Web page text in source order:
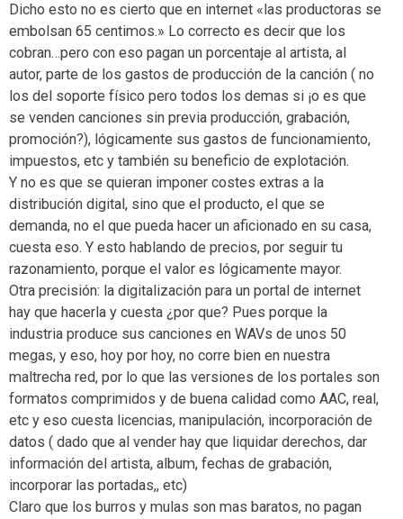
Dicho esto no es cierto que en internet «las productoras se
embolsan 65 centimos.» Lo correcto es decir que los
cobran…pero con eso pagan un porcentaje al artista, al
autor, parte de los gastos de producción de la canción ( no
los del soporte físico pero todos los demas si ¡o es que
se venden canciones sin previa producción, grabación,
promoción?), lógicamente sus gastos de funcionamiento,
impuestos, etc y también su beneficio de explotación.
Y no es que se quieran imponer costes extras a la
distribución digital, sino que el producto, el que se
demanda, no el que pueda hacer un aficionado en su casa,
cuesta eso. Y esto hablando de precios, por seguir tu
razonamiento, porque el valor es lógicamente mayor.
Otra precisión: la digitalización para un portal de internet
hay que hacerla y cuesta ¿por que? Pues porque la
industria produce sus canciones en WAVs de unos 50
megas, y eso, hoy por hoy, no corre bien en nuestra
maltrecha red, por lo que las versiones de los portales son
formatos comprimidos y de buena calidad como AAC, real,
etc y eso cuesta licencias, manipulación, incorporación de
datos ( dado que al vender hay que liquidar derechos, dar
información del artista, album, fechas de grabación,
incorporar las portadas,, etc)
Claro que los burros y mulas son mas baratos, no pagan